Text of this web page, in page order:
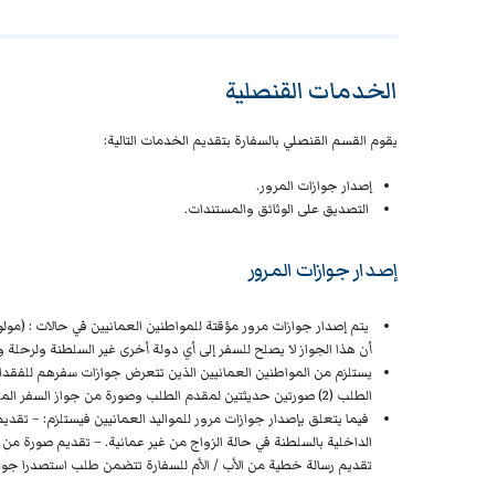
الخدمات القنصلية
يقوم القسم القنصلي بالسفارة بتقديم الخدمات التالية:
إصدار جوازات المرور.
التصديق على الوثائق والمستندات.
إصدار جوازات المرور
يتم إصدار جوازات مرور مؤقتة للمواطنين العمانيين في حالات :
أن هذا الجواز لا يصلح للسفر إلى أي دولة أخرى غير السلطنة
يستلزم من المواطنين العمانيين الذين تتعرض جوازات سفرهم
الطلب (2) صورتين حديثتين لمقدم الطلب وصورة من جواز السفر المفقود أو البطاقة الشخصية.
فيما يتعلق بإصدار جوازات مرور للمواليد العمانيين فيستلزم:–
الداخلية بالسلطنة في حالة الزواج من غير عمانية.– تقديم صورة من
تقديم رسالة خطية من الأب / الأم للسفارة تتضمن طلب استصدرا